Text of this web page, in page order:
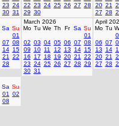
23 24
30 31
22 23 24 25 26 27 28
29 30
20 21
27 28
Sa Su
01
07 08
14 15
21
22
28
March 2026
Mo Tu We Th Fr Sa Su
01
02 03 04 05 06 07 08
09
10 11 12 13 14 15
16
17 18 19 20 21
22
23 24 25 26 27 28 29
30 31
April
Mo Tu
06 07
13
14
20 21
27 28
Sa Su
01
02
08